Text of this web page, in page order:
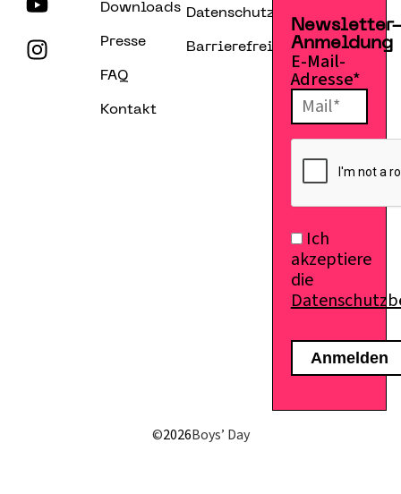
Downloads
Presse
FAQ
Kontakt
Datenschutzerklärung
Barrierefreiheitserklärung
Anmeldung
E-Mail-
Adresse*
Ich
akzeptiere
die
©2026Boys’ Day